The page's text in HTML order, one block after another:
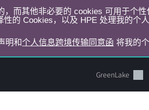
而其他非必要的 cookies 可用于个
的 Cookies，以及 HPE 处理我的个
明和 个人信息跨境传输同意函 将我的
GreenLake